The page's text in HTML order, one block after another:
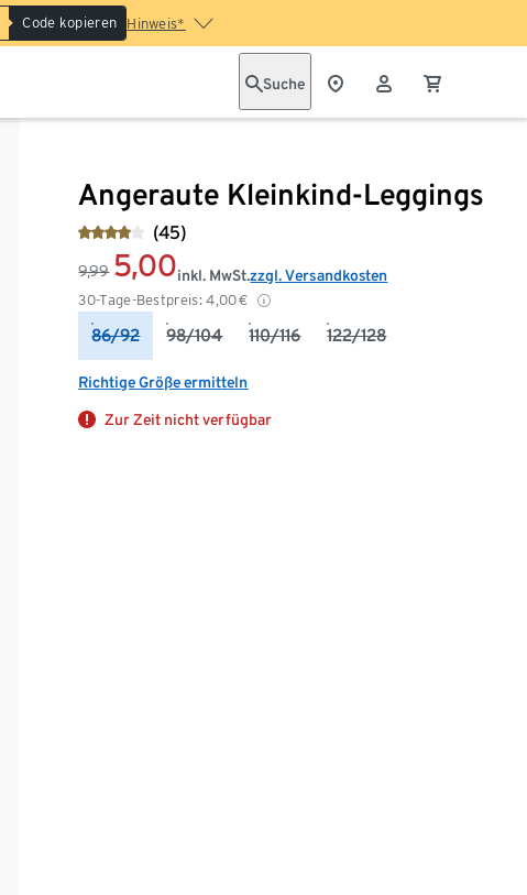
Code kopieren Hinweis*
Suche
Angeraute Kleinkind-Leggings
(45)
9,99 5,00
30-Tage-Bestpreis: 4,00€
inkl. MwSt.zzgl. Versandkosten
86/92 98/104 110/116 122/128
Richtige Größe ermitteln
Zur Zeit nicht verfügbar